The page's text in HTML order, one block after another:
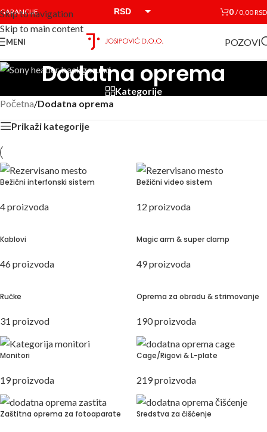
Skip to navigation
Skip to main content
GARANCIJE RSD 0 /0,00RSD
MENI POZOVI
Dodatna oprema
Kategorije
Početna/Dodatna oprema
Prikaži kategorije
Bežični interfonski sistem
4 proizvoda
Bežični video sistem
12 proizvoda
Kablovi
46 proizvoda
Magic arm & super clamp
49 proizvoda
Ručke
31 proizvod
Oprema za obradu & strimovanje
190 proizvoda
Monitori
19 proizvoda
Cage/Rigovi & L-plate
219 proizvoda
Zaštitna oprema za fotoaparate Sredstva za čišćenje